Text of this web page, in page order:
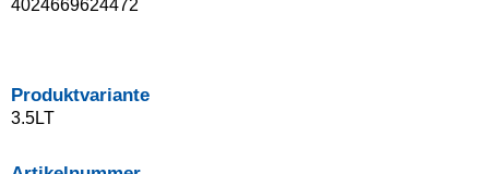
4024669624472
Produktvariante
3.5LT